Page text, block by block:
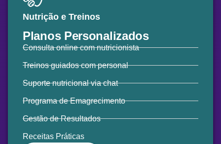
Nutrição e Treinos
PlanosPersonalizados
Consulta online com nutricionista
Treinos guiados com personal
Suporte nutricional via chat
Programa de Emagrecimento
Gestão de Resultados
Receitas Práticas